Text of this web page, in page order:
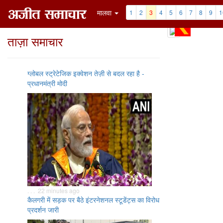
मालवा 1 2 3 4 5 6 7 8 9
ताज़ा समाचार
ग्लोबल स्ट्रेटेजिक इक्वेशन तेज़ी से बदल रहा है -
प्रधानमंत्री मोदी
. . . 22 minutes ago
कैलगरी में सड़क पर बैठे इंटरनेशनल स्टूडेंट्स का विरोध
प्रदर्शन जारी